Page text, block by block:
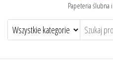
Papeteria ślubna